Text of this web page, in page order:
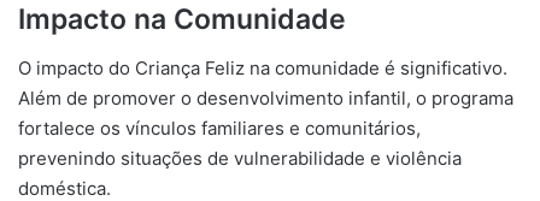
Impacto na Comunidade
O impacto do Criança Feliz na comunidade é significativo.
Além de promover o desenvolvimento infantil, o programa
fortalece os vínculos familiares e comunitários,
prevenindo situações de vulnerabilidade e violência
doméstica.